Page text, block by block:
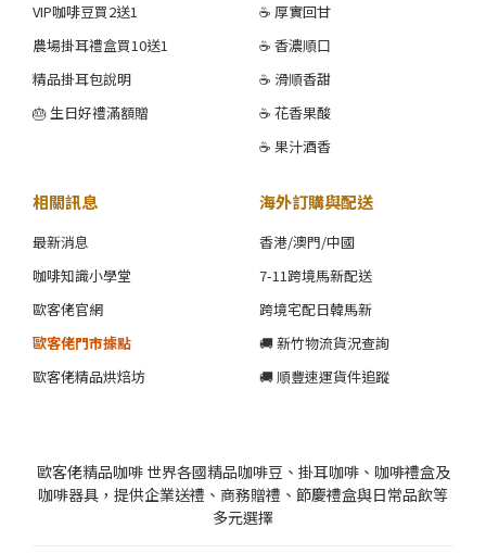
VIP咖啡豆買2送1
農場掛耳禮盒買10送1
精品掛耳包說明
🎂 生日好禮滿額贈
☕ 厚實回甘
☕ 香濃順口
☕ 滑順香甜
☕ 花香果酸
☕ 果汁酒香
相關訊息
最新消息
咖啡知識小學堂
歐客佬官網
歐客佬門市據點
歐客佬精品烘焙坊
海外訂購與配送
香港/澳門/中國
7-11跨境馬新配送
跨境宅配日韓馬新
🚚 新竹物流貨況查詢
🚚 順豐速運貨件追蹤
歐客佬精品咖啡 世界各國精品咖啡豆、掛耳咖啡、咖啡禮盒及
咖啡器具，提供企業送禮、商務贈禮、節慶禮盒與日常品飲等
多元選擇